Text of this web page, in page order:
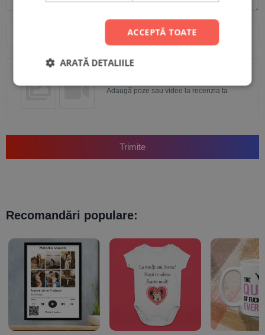
Email
Adaugă poze sau video la recenzia ta
Trimite
Recomandări populare:
ACCEPTĂ TOATE
ARATĂ DETALIILE